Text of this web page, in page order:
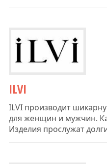
ILVI
ILVI производит
для женщин и мужчин.
Изделия прослужат